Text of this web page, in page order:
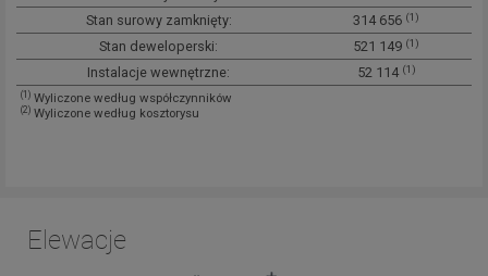
Stan surowy zamknięty: 314 656 (1)
Stan deweloperski: 521 149 (1)
Instalacje wewnętrzne: 52 114 (1)
(1) Wyliczone według współczynników
(2) Wyliczone według kosztorysu
Elewacje